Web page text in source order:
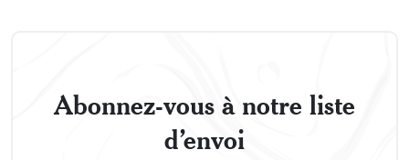
Abonnez-vous à notre liste
d’envoi